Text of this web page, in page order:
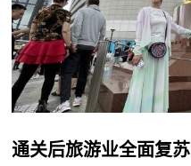
通关后旅游业全面复苏